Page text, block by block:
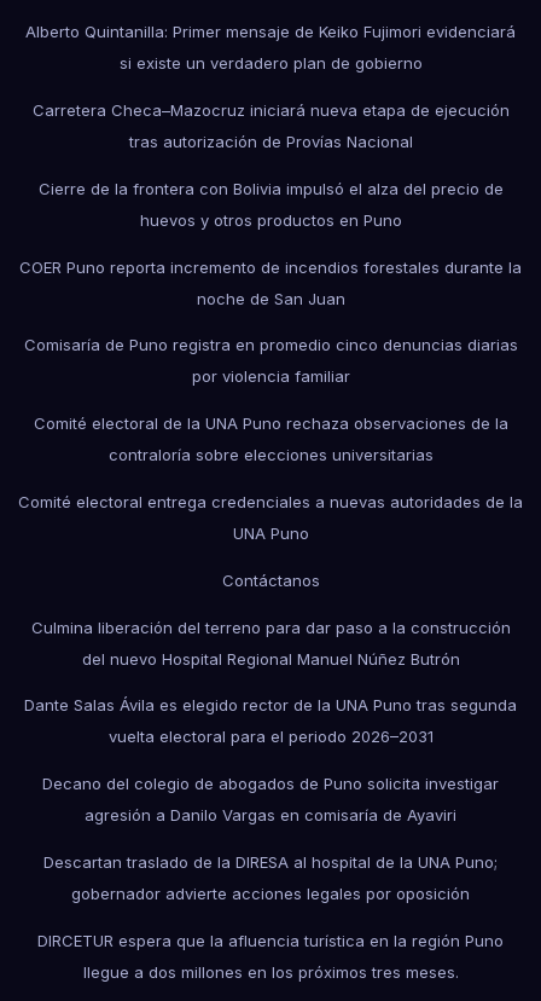
Alberto Quintanilla: Primer mensaje de Keiko Fujimori evidenciará
si existe un verdadero plan de gobierno
Carretera Checa–Mazocruz iniciará nueva etapa de ejecución
tras autorización de Provías Nacional
Cierre de la frontera con Bolivia impulsó el alza del precio de
huevos y otros productos en Puno
COER Puno reporta incremento de incendios forestales durante la
noche de San Juan
Comisaría de Puno registra en promedio cinco denuncias diarias
por violencia familiar
Comité electoral de la UNA Puno rechaza observaciones de la
contraloría sobre elecciones universitarias
Comité electoral entrega credenciales a nuevas autoridades de la
UNA Puno
Contáctanos
Culmina liberación del terreno para dar paso a la construcción
del nuevo Hospital Regional Manuel Núñez Butrón
Dante Salas Ávila es elegido rector de la UNA Puno tras segunda
vuelta electoral para el periodo 2026–2031
Decano del colegio de abogados de Puno solicita investigar
agresión a Danilo Vargas en comisaría de Ayaviri
Descartan traslado de la DIRESA al hospital de la UNA Puno;
gobernador advierte acciones legales por oposición
DIRCETUR espera que la afluencia turística en la región Puno
llegue a dos millones en los próximos tres meses.